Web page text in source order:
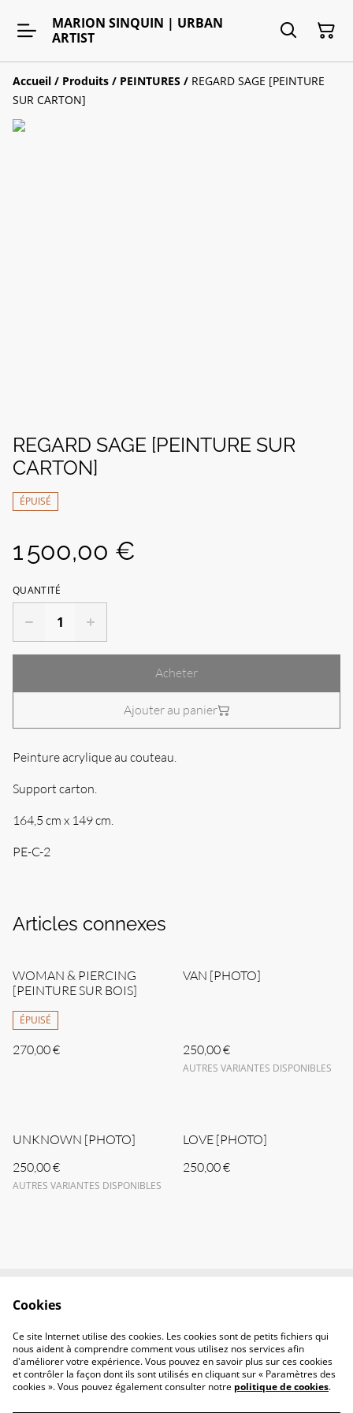
MARION SINQUIN | URBAN
ARTIST
Accueil / Produits / PEINTURES / REGARD SAGE [PEINTURE
SUR CARTON]
REGARD SAGE [PEINTURE SUR
CARTON]
ÉPUISÉ
1 500,00 €
QUANTITÉ
Acheter
Ajouter au panier
Peinture acrylique au couteau.
Support carton.
164,5 cm x 149 cm.
PE-C-2
Articles connexes
WOMAN & PIERCING
[PEINTURE SUR BOIS]
ÉPUISÉ
270,00 €
VAN [PHOTO]
250,00 €
AUTRES VARIANTES DISPONIBLES
UNKNOWN [PHOTO]
250,00 €
AUTRES VARIANTES DISPONIBLES
LOVE [PHOTO]
250,00 €
POLITIQUE DE
CONFIDENTIALITÉ
POLITIQUE DES
COOKIES
Cookies
Ce site Internet utilise des cookies. Les cookies sont de petits fichiers qui
nous aident à comprendre comment vous utilisez nos services afin
d'améliorer votre expérience. Vous pouvez en savoir plus sur ces cookies
et contrôler la façon dont ils sont utilisés en cliquant sur « Paramètres des
cookies ». Vous pouvez également consulter notre politique de cookies.